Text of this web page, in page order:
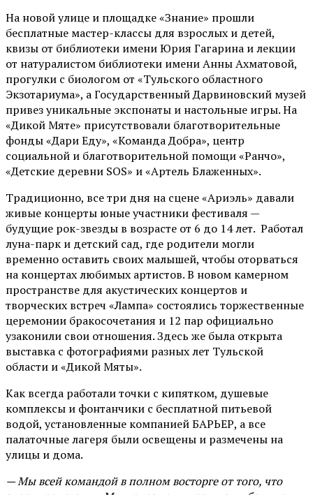
На новой улице и площадке «Знание» прошли
бесплатные мастер-классы для взрослых и детей,
квизы от библиотеки имени Юрия Гагарина и лекции
от натуралистом библиотеки имени Анны Ахматовой,
прогулки с биологом от «Тульского областного
Экзотариума», а Государственный Дарвиновский музей
привез уникальные экспонаты и настольные игры. На
«Дикой Мяте» присутствовали благотворительные
фонды «Дари Еду», «Команда Добра», центр
социальной и благотворительной помощи «Ранчо»,
«Детские деревни SOS» и «Артель Блаженных».
Традиционно, все три дня на сцене«Ариэль» давали
живые концерты юные участники фестиваля —
будущие рок-звезды в возрасте от 6 до 14 лет. Работал
луна-парк и детский сад, где родители могли
временно оставить своих малышей, чтобы оторваться
на концертах любимых артистов. В новом камерном
пространстве для акустических концертов и
творческих встреч «Лампа» состоялись торжественные
церемонии бракосочетания и 12 пар официально
узаконили свои отношения. Здесь же была открыта
выставка с фотографиями разных лет Тульской
области и «Дикой Мяты».
Как всегда работали точки с кипятком, душевые
комплексы и фонтанчики с бесплатной питьевой
водой, установленные компанией БАРЬЕР, а все
палаточные лагеря были освещены и размечены на
улицы и дома.
— Мы всей командой в полном восторге от того, что